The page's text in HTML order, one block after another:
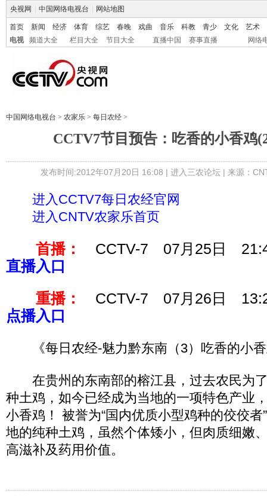
央视网 中国网络电视台 网站地图
首页 新闻 经济 体育 综艺 春晚 戏曲 音乐 科教 青少 文化
艺术
电视
频道大全 栏目大全 节目大全 直播中国 赛事直播 网络
中国网络电视台 > 农家乐 > 每日农经 >
CCTV7节目预告：吃香的小香
发布时间:2012年07月20日 16:08 | 进入三农论坛| 来源：
进入CCTV7每日农经官网
进入CNTV农家乐首页
首播：
CCTV-7 07月25日
直播入口
重播：
CCTV-7 07月26日
点播入口
《每日农经-魅力黔东南（3）吃香的小香
在贵州的东南部的榕江县，过去农民为
种土鸡，如今已经成为当地的一项特色产业
小香鸡！ 被誉为“国内优质小型鸡种的佼佼
地的纯种土鸡，虽然个体矮小，但肉质细嫩
高滋补及药用价值。